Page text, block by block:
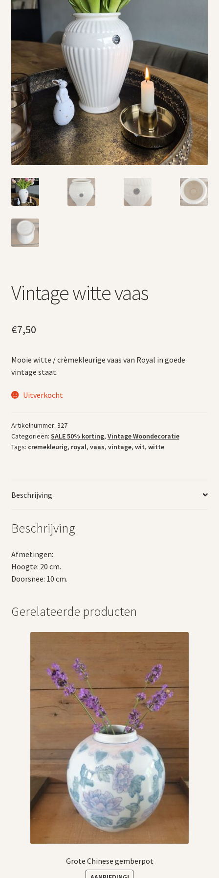
Vintage boeken en strips
Vintage witte vaas
€7,50
Mooie witte / crèmekleurige vaas van Royal in goede
vintage staat.
Uitverkocht
Artikelnummer: 327
Categorieën: SALE 50% korting, Vintage Woondecoratie
Tags: cremekleurig, royal, vaas, vintage, wit, witte
Beschrijving
Beschrijving
Afmetingen:
Hoogte: 20 cm.
Doorsnee: 10 cm.
Gerelateerde producten
Grote Chinese gemberpot